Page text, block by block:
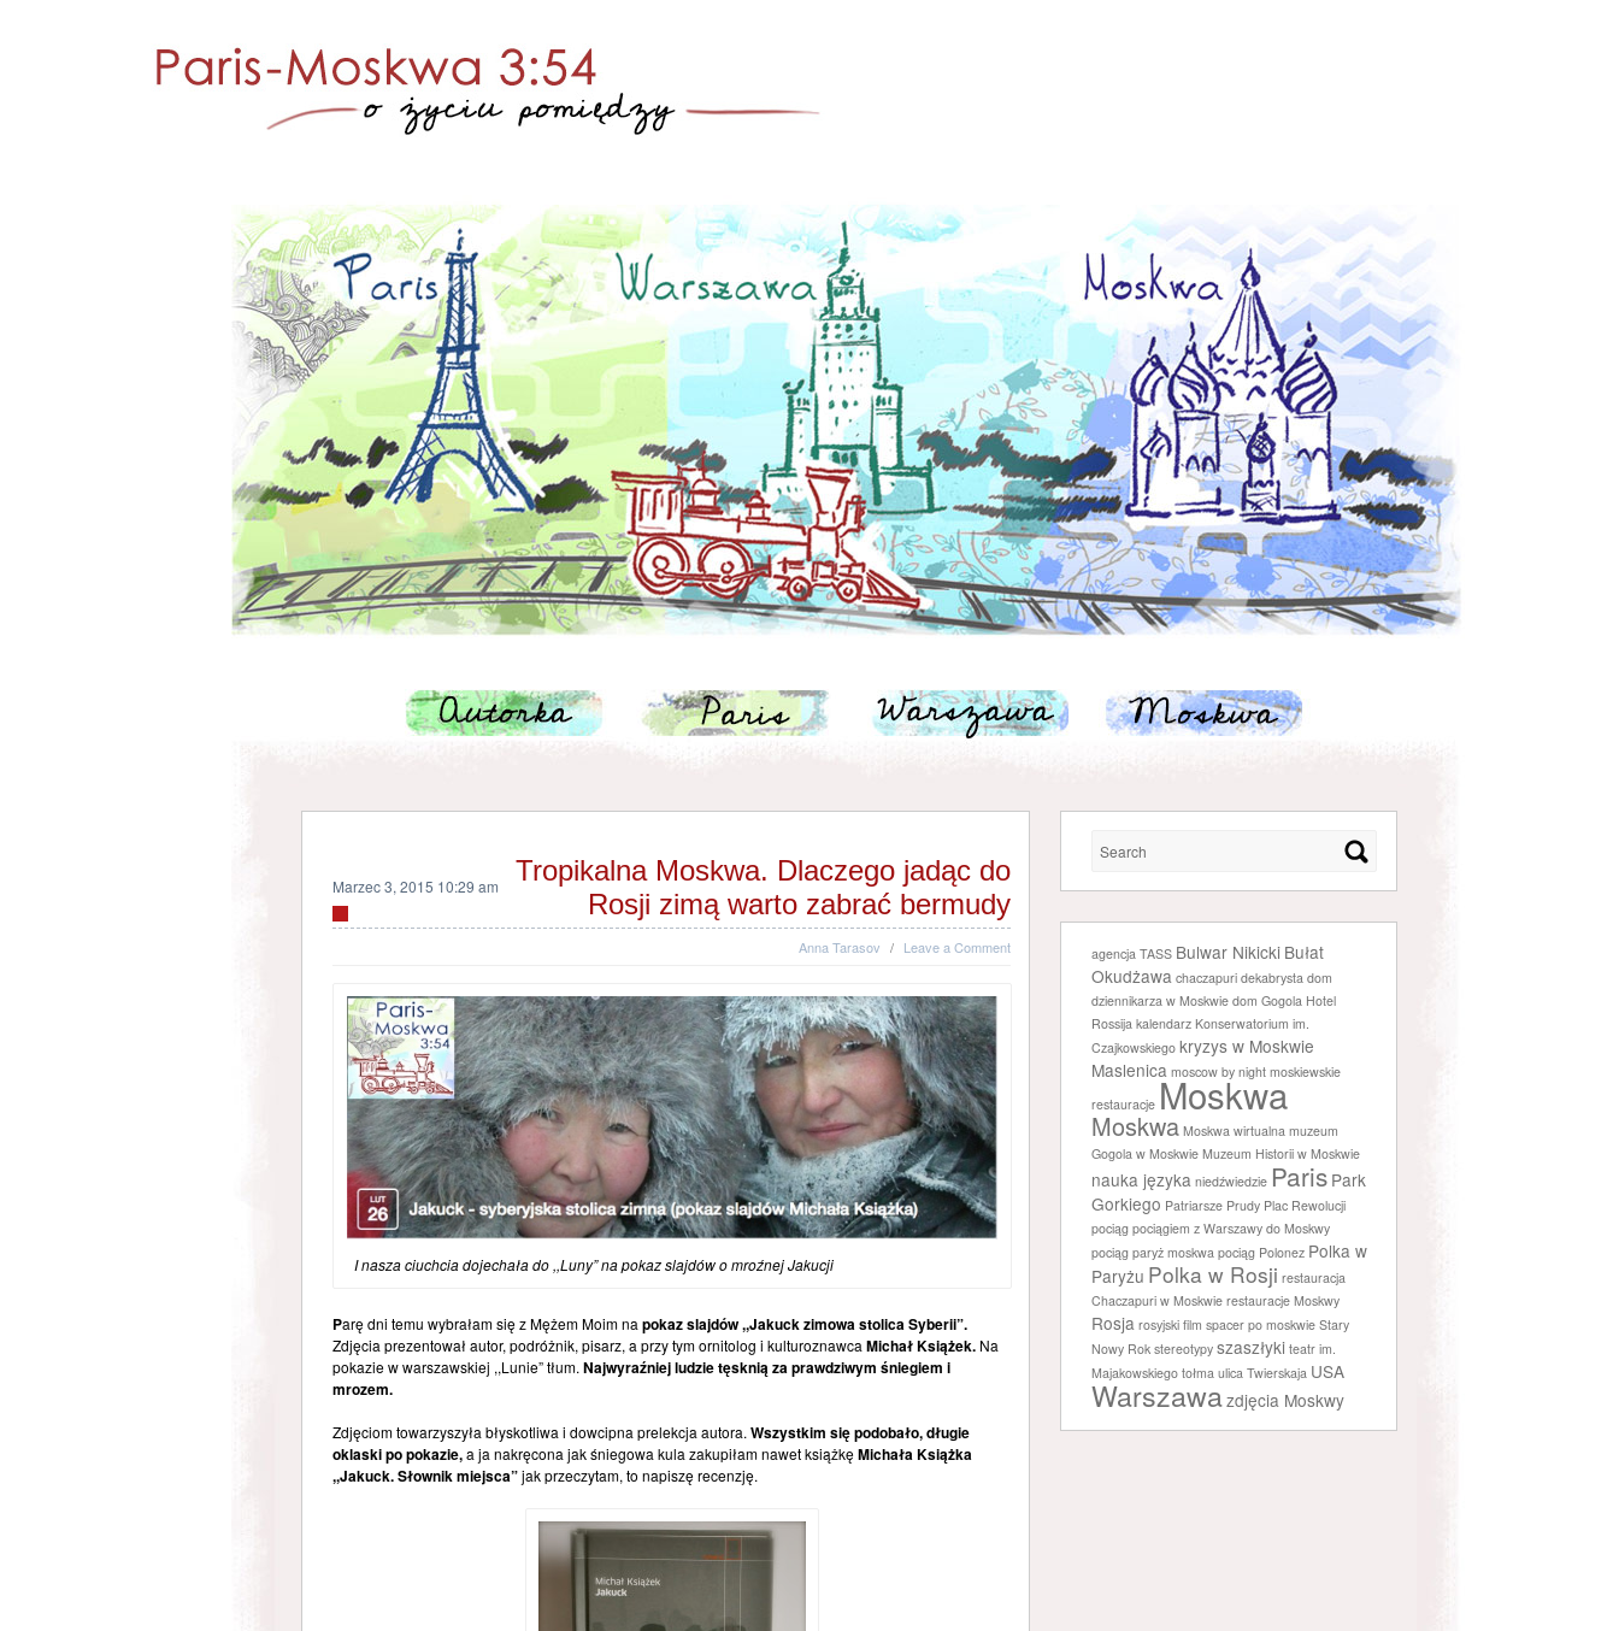
Tropikalna Moskwa. Dlaczego jadąc do
Rosji zimą warto zabrać bermudy
Marzec 3, 2015 10:29 am
Anna Tarasov / Leave a Comment
I nasza ciuchcia dojechała do ,,Luny” na pokaz slajdów o mroźnej Jakucji
Parę dni temu wybrałam się z Mężem Moim na pokaz slajdów ,,Jakuck zimowa stolica Syberii”.
Zdjęcia prezentował autor, podróżnik, pisarz, a przy tym ornitolog i kulturoznawca Michał Książek. Na
pokazie w warszawskiej ,,Lunie” tłum. Najwyraźniej ludzie tęsknią za prawdziwym śniegiem i
mrozem.
Zdjęciom towarzyszyła błyskotliwa i dowcipna prelekcja autora. Wszystkim się podobało, długie
oklaski po pokazie,a ja nakręcona jak śniegowa kula zakupiłam nawet książkęMichała Książka
,,Jakuck. Słownik miejsca”jak przeczytam, to napiszę recenzję.
agencja TASS Bulwar Nikicki Bułat
Okudżawa chaczapuri dekabrysta dom
dziennikarza w Moskwie dom Gogola Hotel
Rossija kalendarz Konserwatorium im.
Czajkowskiego kryzys w Moskwie
Maslenica moscow by night moskiewskie
restauracje Moskwa
Moskwa Moskwa wirtualna muzeum
Gogola w Moskwie Muzeum Historii w Moskwie
nauka języka niedźwiedzie Paris Park
Gorkiego Patriarsze Prudy Plac Rewolucji
pociąg pociągiem z Warszawy do Moskwy
pociąg paryż moskwa pociąg Polonez Polka w
Paryżu Polka w Rosji restauracja
Chaczapuri w Moskwie restauracje Moskwy
Rosja rosyjski film spacer po moskwie Stary
Nowy Rok stereotypy szaszłyki teatr im.
Majakowskiego tołma ulica Twierskaja USA
Warszawazdjęcia Moskwy